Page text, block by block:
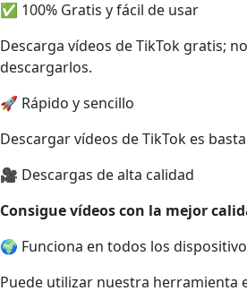
✅ 100% Gratis y fácil de usar
Descarga vídeos de TikTok gratis;
descargarlos.
🚀 Rápido y sencillo
Descargar vídeos de TikTok es
🎥 Descargas de alta calidad
Consigue vídeos con la mejor
🌍 Funciona en todos los
Puede utilizar nuestra herramienta